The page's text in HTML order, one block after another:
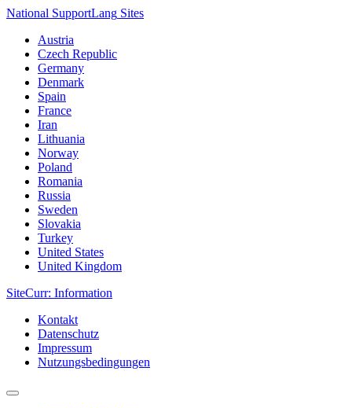
National SupportLang Sites
Austria
Czech Republic
Germany
Denmark
Spain
France
Iran
Lithuania
Norway
Poland
Romania
Russia
Sweden
Slovakia
Turkey
United States
United Kingdom
SiteCurr: Information
Kontakt
Datenschutz
Impressum
Nutzungsbedingungen